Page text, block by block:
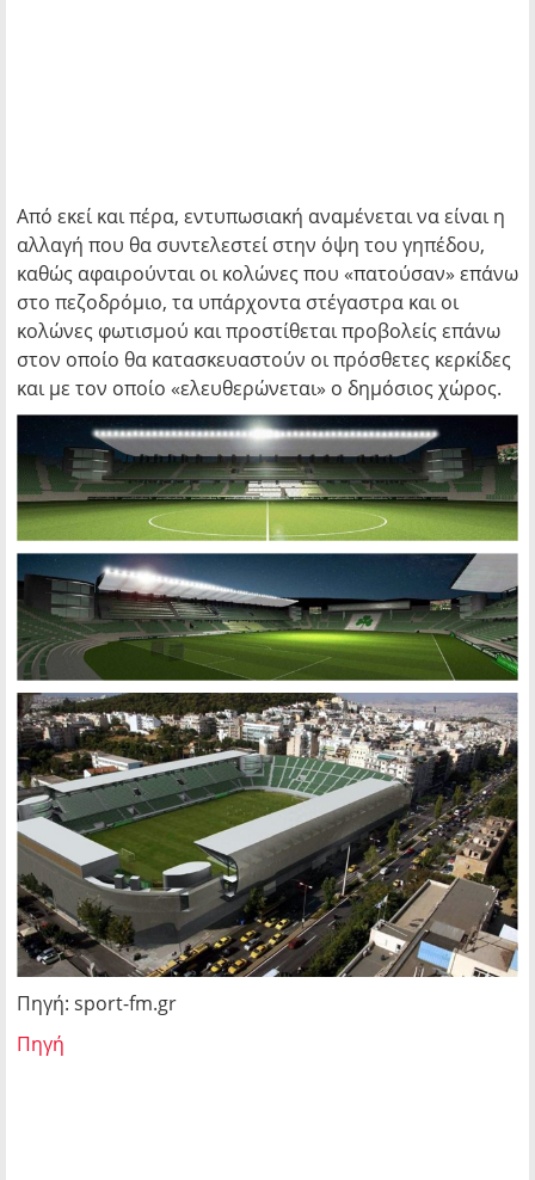
Από εκεί και πέρα, εντυπωσιακή αναμένεται να είναι η
αλλαγή που θα συντελεστεί στην όψη του γηπέδου,
καθώς αφαιρούνται οι κολώνες που «πατούσαν» επάνω
στο πεζοδρόμιο, τα υπάρχοντα στέγαστρα και οι
κολώνες φωτισμού και προστίθεται προβολείς επάνω
στον οποίο θα κατασκευαστούν οι πρόσθετες κερκίδες
και με τον οποίο «ελευθερώνεται» ο δημόσιος χώρος.
Πηγή: sport-fm.gr
Πηγή